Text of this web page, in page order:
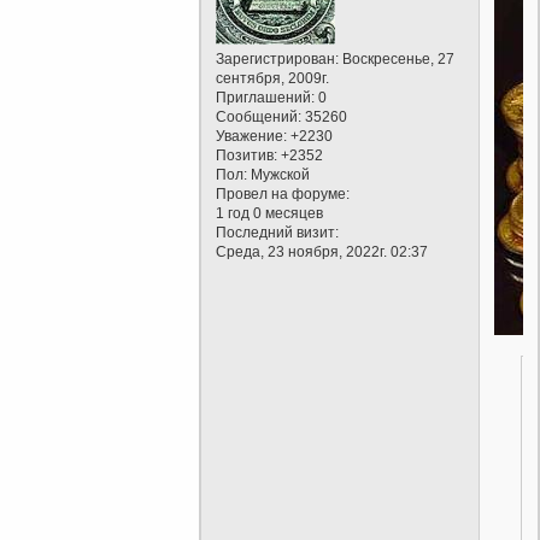
Зарегистрирован: Воскресенье, 27
сентября, 2009г.
Приглашений: 0
Сообщений: 35260
Уважение: +2230
Позитив: +2352
Пол: Мужской
Провел на форуме:
1 год 0 месяцев
Последний визит:
Среда, 23 ноября, 2022г. 02:37